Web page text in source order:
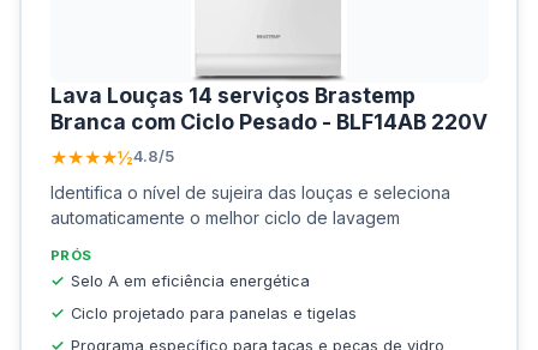
Lava Louças 14 serviços Brastemp
Branca com Ciclo Pesado - BLF14AB 220V
★★★★½4.8/5
Identifica o nível de sujeira das louças e seleciona
automaticamente o melhor ciclo de lavagem
PRÓS
Selo A em eficiência energética
Ciclo projetado para panelas e tigelas
Programa específico para taças e peças de vidro